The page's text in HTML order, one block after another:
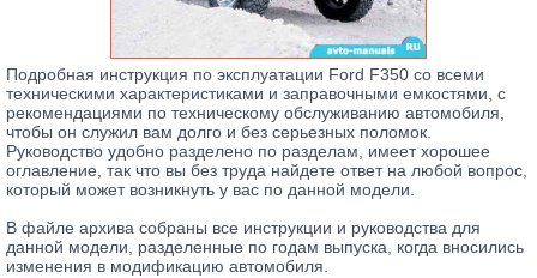
Подробная инструкция по эксплуатации Ford F350 со всеми
техническими характеристиками и заправочными емкостями, с
рекомендациями по техническому обслуживанию автомобиля,
чтобы он служил вам долго и без серьезных поломок.
Руководство удобно разделено по разделам, имеет хорошее
оглавление, так что вы без труда найдете ответ на любой вопрос,
который может возникнуть у вас по данной модели.
В файле архива собраны все инструкции и руководства для
данной модели, разделенные по годам выпуска, когда вносились
изменения в модификацию автомобиля.